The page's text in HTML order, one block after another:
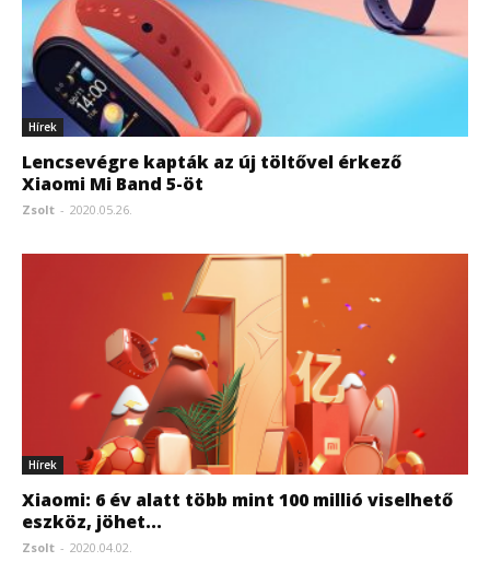
Hírek
Lencsevégre kapták az új töltővel érkező
Xiaomi Mi Band 5-öt
Zsolt - 2020.05.26.
Hírek
Xiaomi: 6 év alatt több mint 100 millió viselhető
eszköz, jöhet...
Zsolt - 2020.04.02.